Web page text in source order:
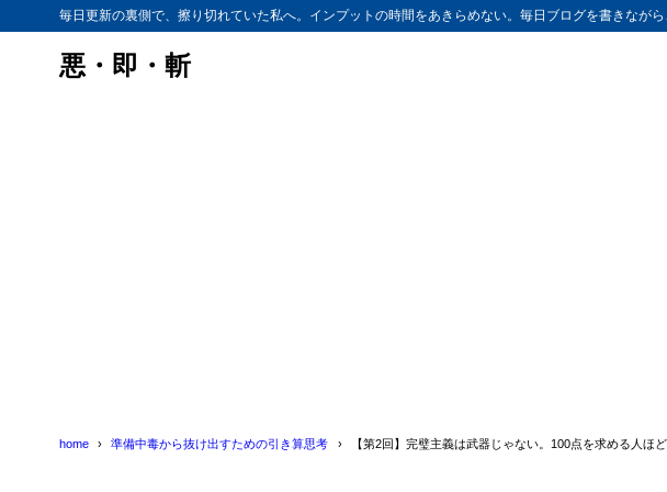
毎日更新の裏側で、擦り切れていた私へ。インプットの時間をあきらめない。毎日ブログを書きなが
悪・即・斬
home 準備中毒から抜け出すための引き算思考 【第2回】完璧主義は武器じゃない。100点を求める人ほ